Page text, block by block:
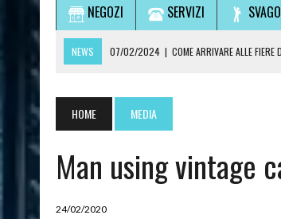
NEGOZI
SERVIZI
NEWS 07/02/2024 | COME ARRIVARE ALLE
28/07/2021 | CONSULTI DI CARTOMANZIA
08/03/2024
QUALI SONO LE MIGLIORI PIANTE DA
HOME MEDIA
Man using vintage
24/02/2020